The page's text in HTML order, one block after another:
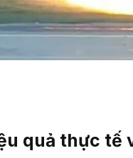
quả thực tế